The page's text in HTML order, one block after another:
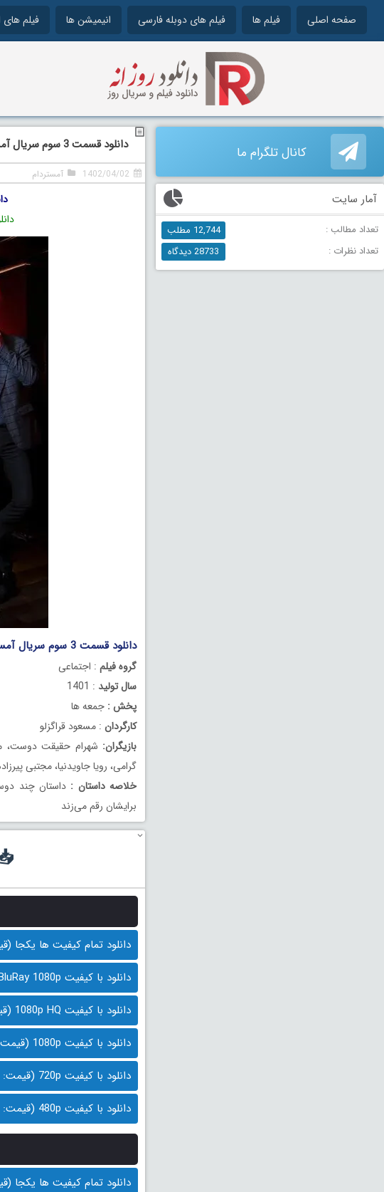
صفحه اصلی فیلم ها فیلم های دوبله فارسی انیمیشن ها فیلم های
دانلود قسمت 3 سوم سریال آمستردام
1402/04/02 آمستردام
دانلود قسمت 3 سوم سریال آمستردام
گروه فیلم : اجتماعی
سال تولید : 1401
پخش : جمعه ها
کارگردان : مسعود قراگزلو
بازیگران: شهرام حقیقت دوست،
گرامی، رویا جاویدنیا، مجتبی
خلاصه داستان : داستان چند
برایشان رقم می‌زند
دانلود تمام کیفیت ها یکجا (قیمت :
دانلود با کیفیت BluRay 1080p (قیمت : 14.000 تومان)
دانلود با کیفیت 1080p HQ (قیمت: 13.000 تومان)
دانلود با کیفیت 1080p (قیمت: 12.000 تومان)
دانلود با کیفیت 720p (قیمت: 11.000 تومان)
دانلود با کیفیت 480p (قیمت: 10.000 تومان)
دانلود تمام کیفیت ها یکجا (قیمت :
کانال تلگرام ما
آمار سایت
تعداد مطالب :
12,744 مطلب
تعداد نظرات :
28733 دیدگاه